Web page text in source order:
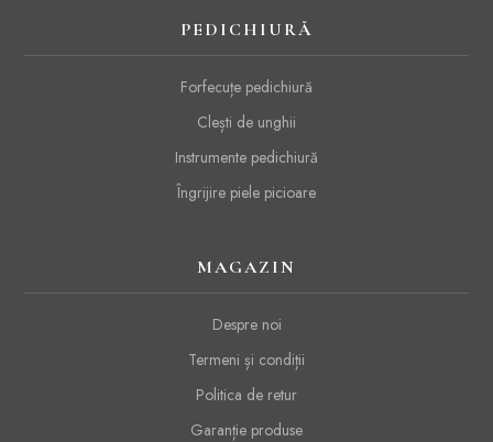
PEDICHIURĂ
Forfecuțe pedichiură
Clești de unghii
Instrumente pedichiură
Îngrijire piele picioare
MAGAZIN
Despre noi
Termeni și condiții
Politica de retur
Garanție produse